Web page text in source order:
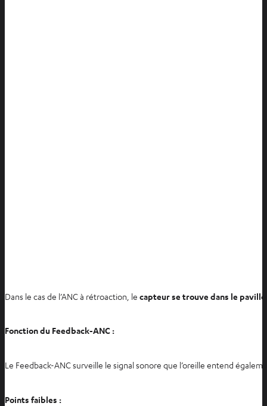
Dans le cas de l’ANC à rétroaction, le capteur se trouve dans le
Fonction du Feedback-ANC :
Le Feedback-ANC surveille le signal sonore que l’oreille entend
Points faibles :